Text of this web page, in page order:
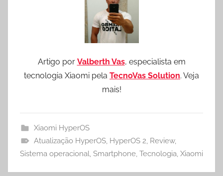
Artigo por Valberth Vas, especialista em
tecnologia Xiaomi pela TecnoVas Solution. Veja
mais!
Xiaomi HyperOS
Atualização HyperOS, HyperOS 2, Review,
Sistema operacional, Smartphone, Tecnologia, Xiaomi